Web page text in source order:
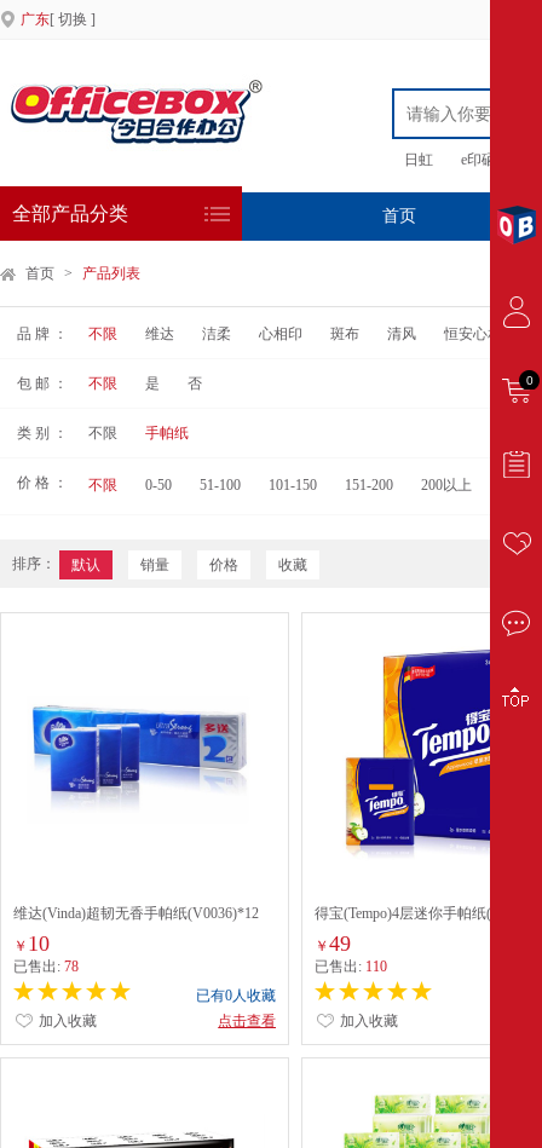
广东[ 切换 ]
日虹 e印硒鼓
全部产品分类 首页 专
首页 > 产品列表
品 牌 ： 不限 维达 洁柔 心相印 斑布 清风 恒安心相印
包 邮 ： 不限 是 否
类 别 ： 不限 手帕纸
价 格 ： 不限 0-50 51-100 101-150 151-200 200以上
排序： 默认 销量 价格 收藏
维达(Vinda)超韧无香手帕纸(V0036)*12
￥ 10
已售出: 78
已有0人收藏
点击查看
加入收藏
得宝(Tempo)4层迷你手帕纸(7张/苹
味)*36包/条
￥49
已售出: 110
加入收藏
0